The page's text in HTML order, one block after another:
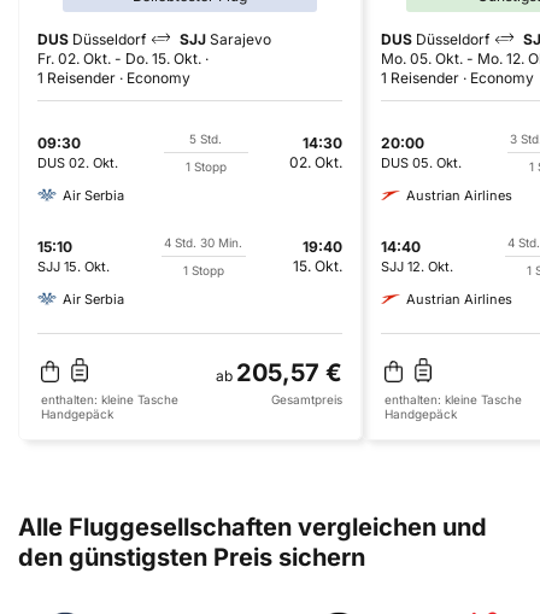
DUS Düsseldorf SJJ Sarajevo
Fr. 02. Okt. - Do. 15. Okt.
1 Reisender
Economy
09:30
DUS 02. Okt.
5 Std.
1 Stopp
14:30
02. Okt.
Air Serbia
15:10
SJJ 15. Okt.
4 Std. 30 Min.
1 Stopp
19:40
15. Okt.
Air Serbia
ab 205,57 €
enthalten: kleine Tasche
Handgepäck
Gesamtpreis
DUS Düsseldorf
Mo. 05. Okt. - Mo. 12.
1 Reisender
Economy
20:00
DUS 05. Okt.
3
1
Austrian Airlines
14:40
SJJ 12. Okt.
4
1
Austrian Airlines
enthalten: kleine Tasche
Handgepäck
Alle Fluggesellschaften vergleichen und
den günstigsten Preis sichern